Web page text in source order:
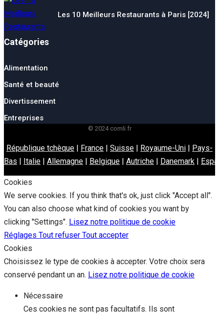
Les 10 Meilleurs Restaurants à Paris [2024]
Catégories
Alimentation
Santé et beauté
Divertissement
Entreprises
© 2024 comli.fr
République tchèque | France | Suisse | Royaume-Uni | Pays-
Bas | Italie | Allemagne | Belgique | Autriche | Danemark |
Cookies
We serve cookies. If you think that's ok, just click "Accept all".
You can also choose what kind of cookies you want by
clicking "Settings". Lisez notre politique de cookie
Réglages Tout refuser Tout accepter
Cookies
Choisissez le type de cookies à accepter. Votre choix sera
conservé pendant un an. Lisez notre politique de cookie
Nécessaire
Ces cookies ne sont pas facultatifs. Ils sont